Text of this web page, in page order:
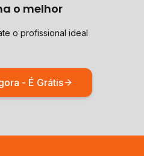
o melhor
o profissional ideal
- É Grátis